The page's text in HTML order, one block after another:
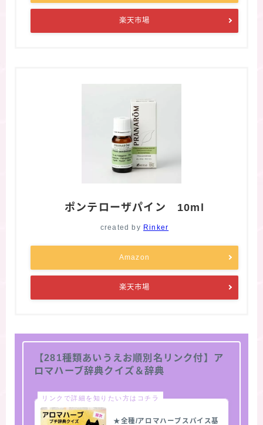
楽天市場
ポンテローザパイン 10ml
created by Rinker
Amazon
楽天市場
【281種類あいうえお順別名リンク付】ア
ロマハーブ辞典クイズ＆辞典
リンクで詳細を知りたい方はコチラ
★全種/アロマハーブスパイス基